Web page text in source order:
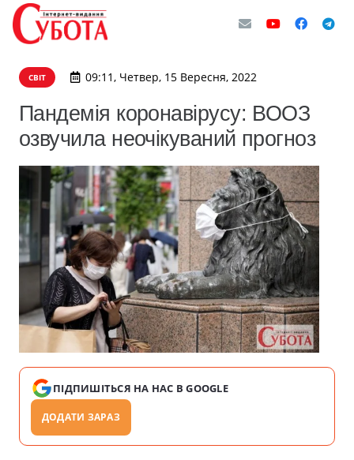
СВІТ 09:11, Четвер, 15 Вересня, 2022
Пандемія коронавірусу: ВООЗ
озвучила неочікуваний прогноз
ПІДПИШІТЬСЯ НА НАС В GOOGLE
ДОДАТИ ЗАРАЗ